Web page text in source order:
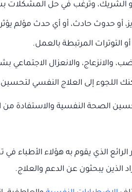
أو الشريك، وترغب في حل
أو حدوث حادث، أو أي حدث مؤلم
المرتبطة بالعمل.
والانزعاج، والانعزال الاجتماعي
اللجوء إلى العلاج النفسي
الصحة النفسية والاستفادة من
الرائع الذي يقوم به هؤلاء
الذين يبحثون عن الدعم والعلاج.